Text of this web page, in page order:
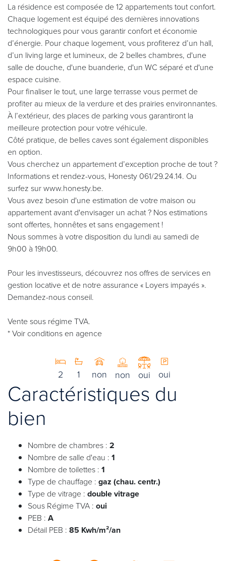
La résidence est composée de 12 appartements tout confort.
Chaque logement est équipé des dernières innovations
technologiques pour vous garantir confort et économie
d’énergie. Pour chaque logement, vous profiterez d’un hall,
d’un living large et lumineux, de 2 belles chambres, d'une
salle de douche, d'une buanderie, d'un WC séparé et d'une
espace cuisine.
Pour finaliser le tout, une large terrasse vous permet de
profiter au mieux de la verdure et des prairies environnantes.
À l’extérieur, des places de parking vous garantiront la
meilleure protection pour votre véhicule.
Côté pratique, de belles caves sont également disponibles
en option.
Vous cherchez un appartement d’exception proche de tout ?
Informations et rendez-vous, Honesty 061/29.24.14. Ou
surfez sur www.honesty.be.
Vous avez besoin d'une estimation de votre maison ou
appartement avant d'envisager un achat ? Nos estimations
sont offertes, honnêtes et sans engagement !
Nous sommes à votre disposition du lundi au samedi de
9h00 à 19h00.
Pour les investisseurs, découvrez nos offres de services en
gestion locative et de notre assurance « Loyers impayés ».
Demandez-nous conseil.
Vente sous régime TVA.
* Voir conditions en agence
2 1 non non oui oui
Caractéristiques du
bien
Nombre de chambres : 2
Nombre de salle d'eau : 1
Nombre de toilettes : 1
Type de chauffage : gaz (chau. centr.)
Type de vitrage : double vitrage
Sous Régime TVA : oui
PEB : A
Détail PEB : 85 Kwh/m²/an